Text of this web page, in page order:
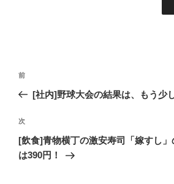
投
ビ
ゲ
ー
過
去
投
稿
前
[社内]野球大会の結果は、もう少
次
の
投
次
[飲食]青物横丁の激安寿司「嫁すし」
は390円！